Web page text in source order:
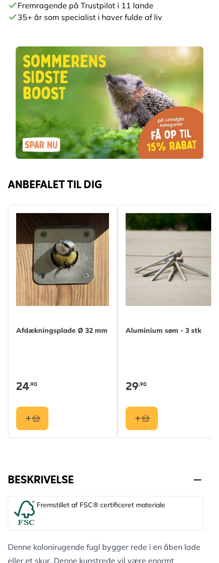
Fremragende på Trustpilot i 11 lande
35+ år som specialist i haver fulde af liv
ANBEFALET TIL DIG
Afdækningsplade Ø 32 mm
24,90
Aluminium søm - 3 stk
29,90
BESKRIVELSE
Fremstillet af FSC® certificeret materiale
Denne kolonirugende fugl bygger rede i en åben lade
eller et skur. Denne kunstrede vil være enormt